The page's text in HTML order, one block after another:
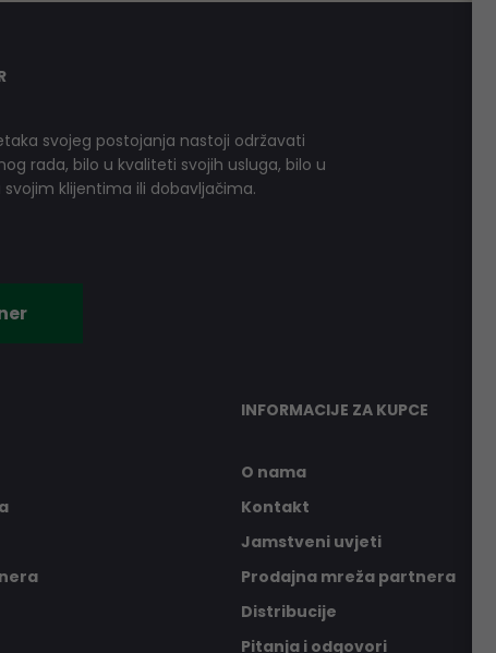
svojeg postojanja nastoji održavati
rada, bilo u kvaliteti svojih usluga, bilo u
klijentima ili dobavljačima.
INFORMACIJE ZA KUPCE
O nama
Kontakt
Jamstveni uvjeti
Prodajna mreža partnera
Distribucije
Pitanja i odgovori